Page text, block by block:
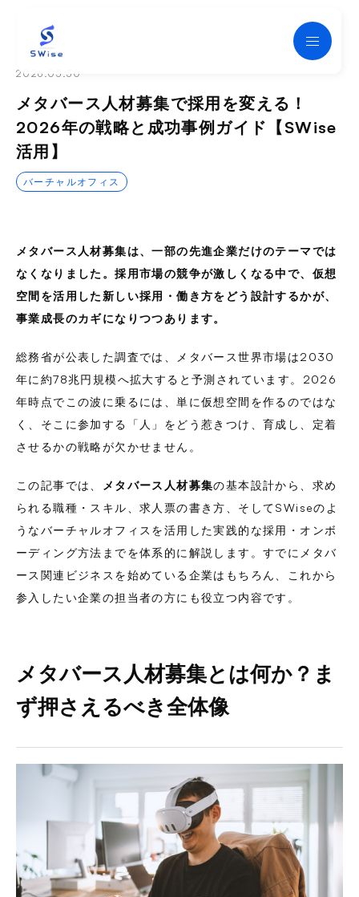
2026.05.30
メタバース人材募集で採用を変える！
2026年の戦略と成功事例ガイド【SWise
活用】
バーチャルオフィス
メタバース人材募集は、一部の先進企業だけのテーマでは
なくなりました。採用市場の競争が激しくなる中で、仮想
空間を活用した新しい採用・働き方をどう設計するかが、
事業成長のカギになりつつあります。
総務省が公表した調査では、メタバース世界市場は2030
年に約78兆円規模へ拡大すると予測されています。2026
年時点でこの波に乗るには、単に仮想空間を作るのではな
く、そこに参加する「人」をどう惹きつけ、育成し、定着
させるかの戦略が欠かせません。
この記事では、 メタバース人材募集の基本設計から、求め
られる職種・スキル、求人票の書き方、そしてSWiseのよ
うなバーチャルオフィスを活用した実践的な採用・オンボ
ーディング方法までを体系的に解説します。すでにメタバ
ース関連ビジネスを始めている企業はもちろん、これから
参入したい企業の担当者の方にも役立つ内容です。
メタバース人材募集とは何か？ま
ず押さえるべき全体像